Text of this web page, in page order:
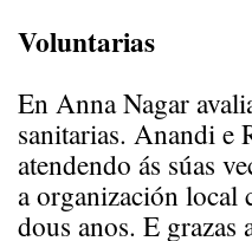
Voluntarias
En Anna Nagar
sanitarias. Anandi e
atendendo ás súas
a organización local
dous anos. E grazas